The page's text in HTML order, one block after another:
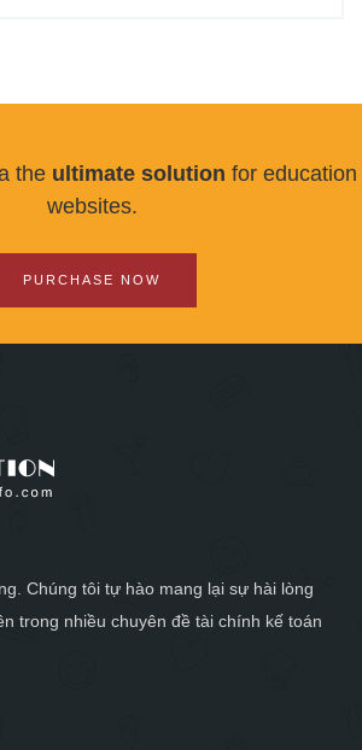
the ultimate solution for education
websites.
PURCHASE NOW
Chúng tôi tự hào mang lại sự hài lòng
trong nhiều chuyên đề tài chính kế toán